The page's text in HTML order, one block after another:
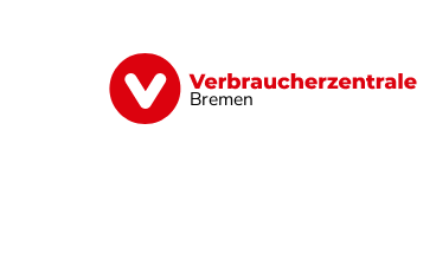
Bremen
Finanzen Digitales